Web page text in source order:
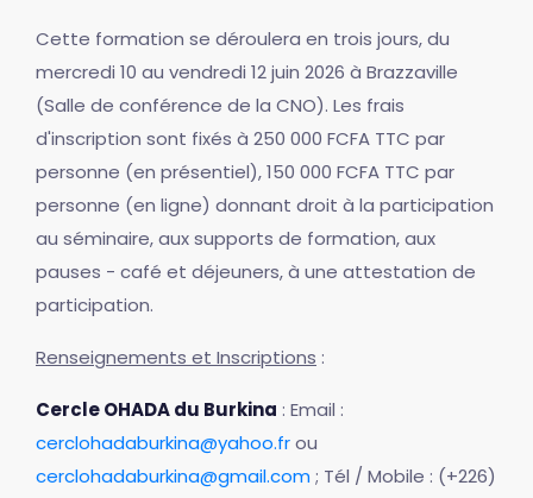
Cette formation se déroulera en trois jours, du
mercredi 10 au vendredi 12 juin 2026 à Brazzaville
(Salle de conférence de la CNO). Les frais
d'inscription sont fixés à 250 000 FCFA TTC par
personne (en présentiel), 150 000 FCFA TTC par
personne (en ligne) donnant droit à la participation
au séminaire, aux supports de formation, aux
pauses - café et déjeuners, à une attestation de
participation.
Renseignements et Inscriptions :
Cercle OHADA du Burkina : Email :
cerclohadaburkina@yahoo.frou
cerclohadaburkina@gmail.com; Tél / Mobile : (+226)